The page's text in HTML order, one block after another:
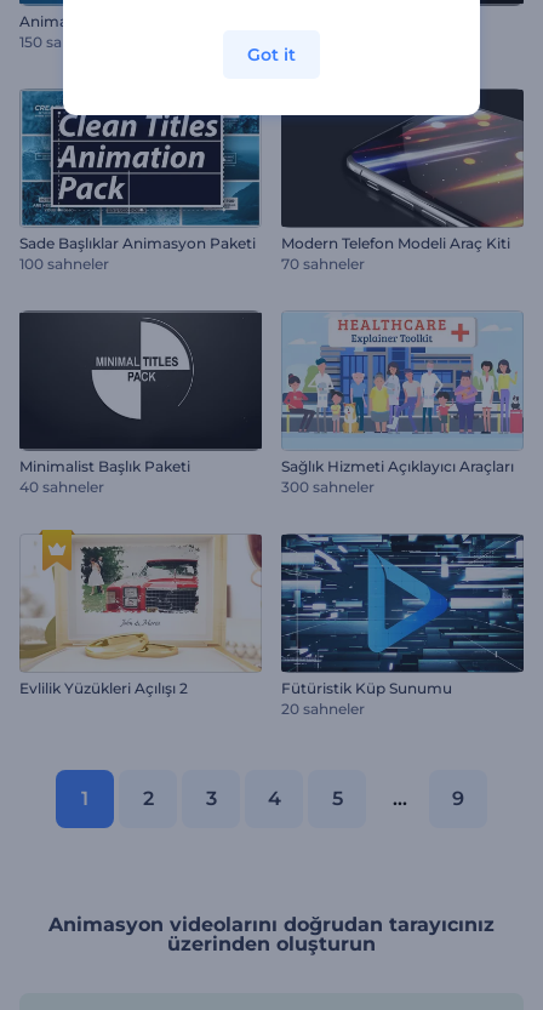
Animasyonlu Başlıklar Paketi
150 sahneler
Sade Başlıklar Animasyon Paketi
100 sahneler
Modern Telefon Modeli Araç Kiti
70 sahneler
Minimalist Başlık Paketi
40 sahneler
Sağlık Hizmeti Açıklayıcı Araçları
300 sahneler
Evlilik Yüzükleri Açılışı 2
Fütüristik Küp Sunumu
20 sahneler
1 2 3 4 5 ... 9
Animasyon videolarını doğrudan tarayıcınız
üzerinden oluşturun
Got it